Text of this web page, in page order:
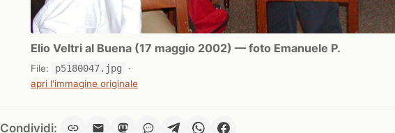
Elio Veltri al Buena (17 maggio 2002) — foto Emanuele P.
File: p5180047.jpg
·
apri l'immagine originale
Condividi: